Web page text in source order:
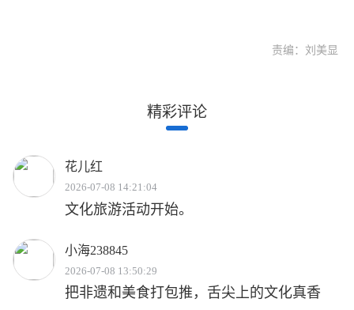
责编：刘美显
精彩评论
花儿红
2026-07-08 14:21:04
文化旅游活动开始。
小海238845
2026-07-08 13:50:29
把非遗和美食打包推，舌尖上的文化真香